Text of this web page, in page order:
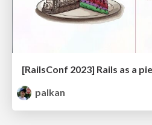
[RailsConf 2023] Rails as a
palkan